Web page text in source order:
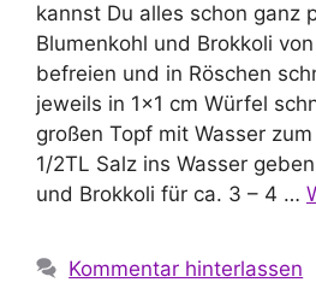
kannst Du alles schon ganz
Blumenkohl und Brokkoli
befreien und in Röschen
jeweils in 1×1 cm Würfel
großen Topf mit Wasser
1/2TL Salz ins Wasser
und Brokkoli für ca. 3 – 4 …
Kommentar hinterlassen